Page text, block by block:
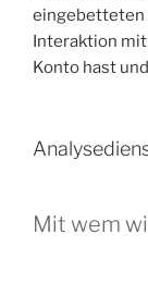
eingebetteten
Interaktion
Konto hast
Mit wem